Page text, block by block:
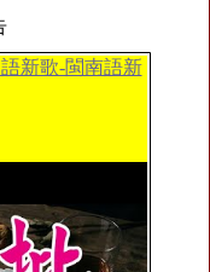
新歌-閩南語新